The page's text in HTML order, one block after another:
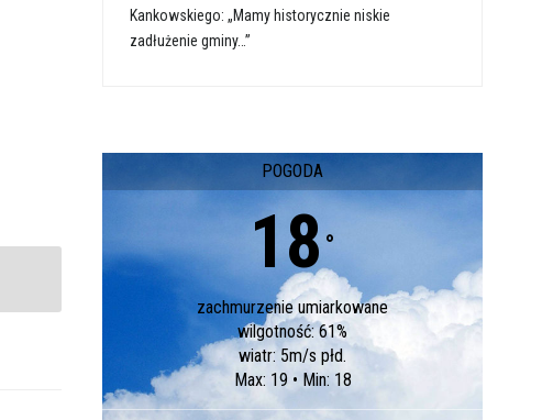
Kankowskiego: „Mamy historycznie niskie
zadłużenie gminy…”
POGODA
18 °
zachmurzenie umiarkowane
wilgotność: 61%
wiatr: 5m/s płd.
Max: 19 • Min: 18